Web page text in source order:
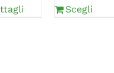
Scegli